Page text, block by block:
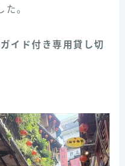
た。
イド付き専用貸し切